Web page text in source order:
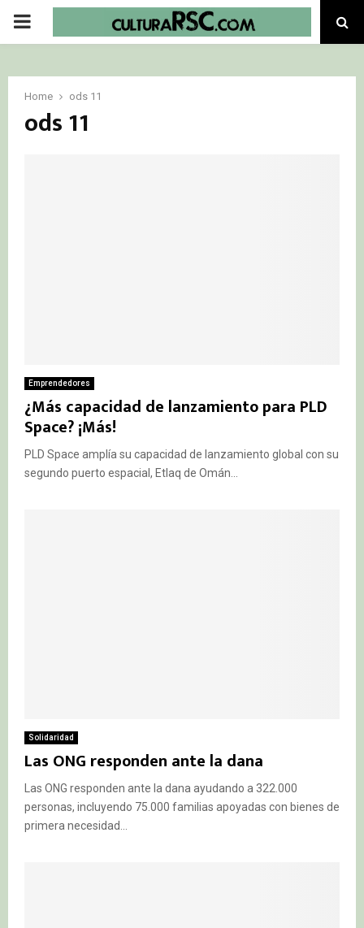
PRIMARY
Home ods 11
ods 11
Emprendedores
¿Más capacidad de lanzamiento para PLD
Space? ¡Más!
PLD Space amplía su capacidad de lanzamiento global con su
segundo puerto espacial, Etlaq de Omán...
Solidaridad
Las ONG responden ante la dana
Las ONG responden ante la dana ayudando a 322.000
personas, incluyendo 75.000 familias apoyadas con bienes de
primera necesidad...